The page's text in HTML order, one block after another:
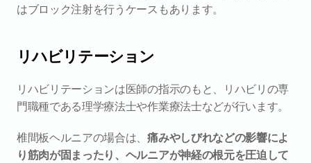
はブロック注射を行うケースもあります。
リハビリテーション
リハビリテーションは医師の指示のもと、リハビリの専
門職種である理学療法士や作業療法士などが行います。
椎間板ヘルニアの場合は、痛みやしびれなどの影響によ
り筋肉が固まったり、ヘルニアが神経の根元を圧迫して